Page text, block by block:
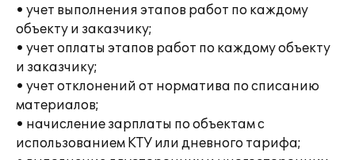
• учет выполнения этапов работ по каждому
объекту и заказчику;
• учет оплаты этапов работ по каждому объекту
и заказчику;
• учет отклонений от норматива по списанию
материалов;
• начисление зарплаты по объектам с
использованием КТУ или дневного тарифа;